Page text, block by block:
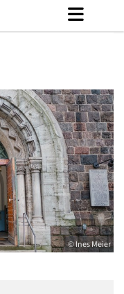
© Ines Meier